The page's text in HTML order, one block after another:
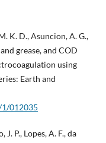
K. D., Asuncion, A. G.,
grease, and COD
using
Earth and
012035
J. P., Lopes, A. F., da